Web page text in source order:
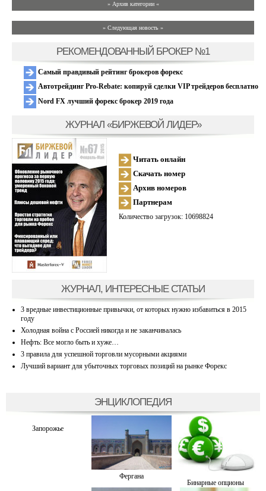
» Архив категории «
» Следующая новость »
РЕКОМЕНДОВАННЫЙ БРОКЕР №1
Самый правдивый рейтинг брокеров форекс
Автотрейдинг Pro-Rebate: копируй сделки VIP трейдеров бесплатно
Nord FX лучший форекс брокер 2019 года
ЖУРНАЛ «БИРЖЕВОЙ ЛИДЕР»
Читать онлайн
Скачать номер
Архив номеров
Партнерам
Количество загрузок: 10698824
ЖУРНАЛ, ИНТЕРЕСНЫЕ СТАТЬИ
3 вредные инвестиционные привычки, от которых нужно избавиться в 2015
году
Холодная война с Россией никогда и не заканчивалась
Нефть: Все могло быть и хуже…
3 правила для успешной торговли мусорными акциями
Лучший вариант для убыточных торговых позиций на рынке Форекс
ЭНЦИКЛОПЕДИЯ
Запорожье
Фергана
Бинарные опционы